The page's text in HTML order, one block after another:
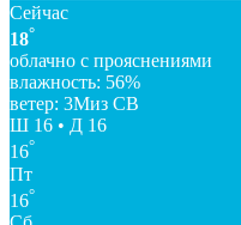
Сейчас
18°
облачно с прояснениями
влажность: 56%
ветер: 3Миз СВ
Ш 16 • Д 16
16°
Пт
16°